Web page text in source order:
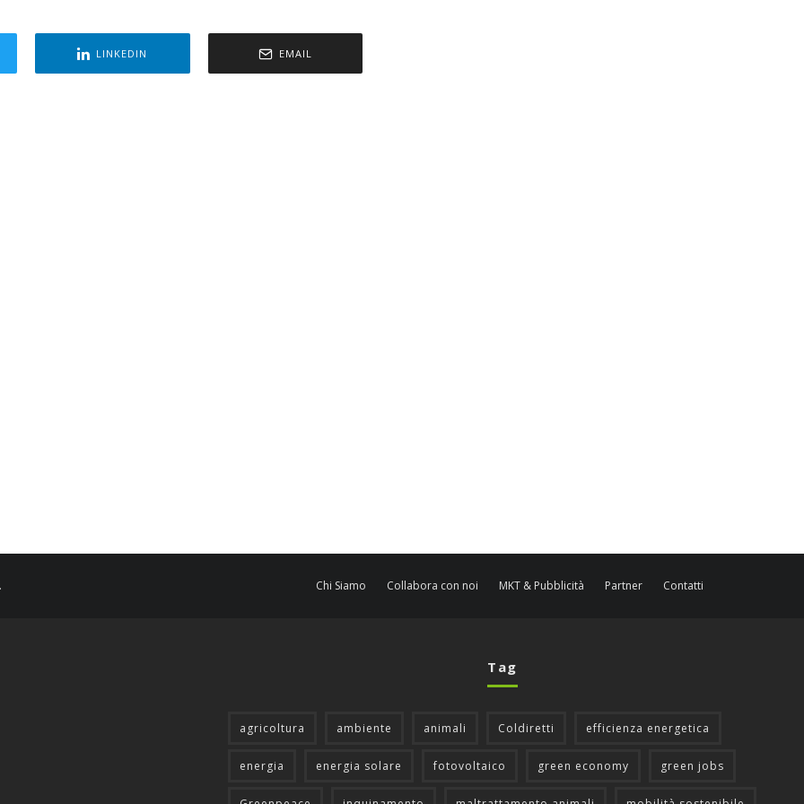
LINKEDIN EMAIL
Chi Siamo Collabora con noi MKT & Pubblicità Partner Contatti
Tag
agricoltura ambiente animali Coldiretti efficienza energetica
energia energia solare fotovoltaico green economy green jobs